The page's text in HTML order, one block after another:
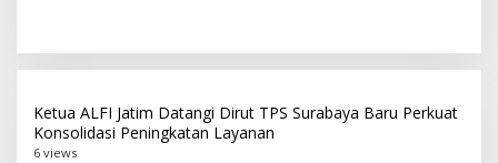
Ketua ALFI Jatim Datangi Dirut TPS Surabaya Baru Perkuat
Konsolidasi Peningkatan Layanan
6 views